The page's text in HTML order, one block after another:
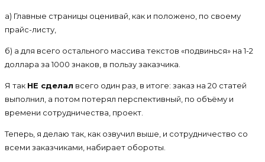
а) Главные страницы оценивай, как и положено, по своему
прайс-листу,
б) а для всего остального массива текстов «подвинься» на 1-2
доллара за 1000 знаков, в пользу заказчика.
Я так НЕ сделал всего один раз, в итоге: заказ на 20 статей
выполнил, а потом потерял перспективный, по объёму и
времени сотрудничества, проект.
Теперь, я делаю так, как озвучил выше, и сотрудничество со
всеми заказчиками, набирает обороты.